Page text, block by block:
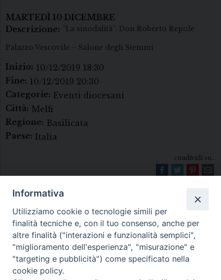
MARTEDÌ 10 DICEMBRE
Descrizione: “La sinodalità”: Don Roberto Repole
Palazzo Vescovile – Salone degli Stemmi
Inizio: 10/12/2019 18:30
Fine: 10/12/2019 20:30
Categorie: Eventi diocesani
Città: Melfi
Regione: Basilicata
Paese: Italia
condividi su...
Diocesi di Melfi Rapolla Venosa
• Largo Duomo, 12 - 85025 MELFI (PZ) •
Informativa
Utilizziamo cookie o tecnologie simili per
finalità tecniche e, con il tuo consenso, anche per
altre finalità ("interazioni e funzionalità semplici",
"miglioramento dell'esperienza", "misurazione" e
"targeting e pubblicità") come specificato nella
cookie policy.